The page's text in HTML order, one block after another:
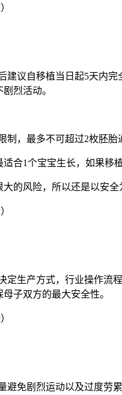
建议自移植当日起5天内
烈活动。
制，最多不可超过2枚胚胎
合1个宝宝生长，如果移
的风险，所以还是以安全
定生产方式，行业操作流
子双方的最大安全性。
避免剧烈运动以及过度劳